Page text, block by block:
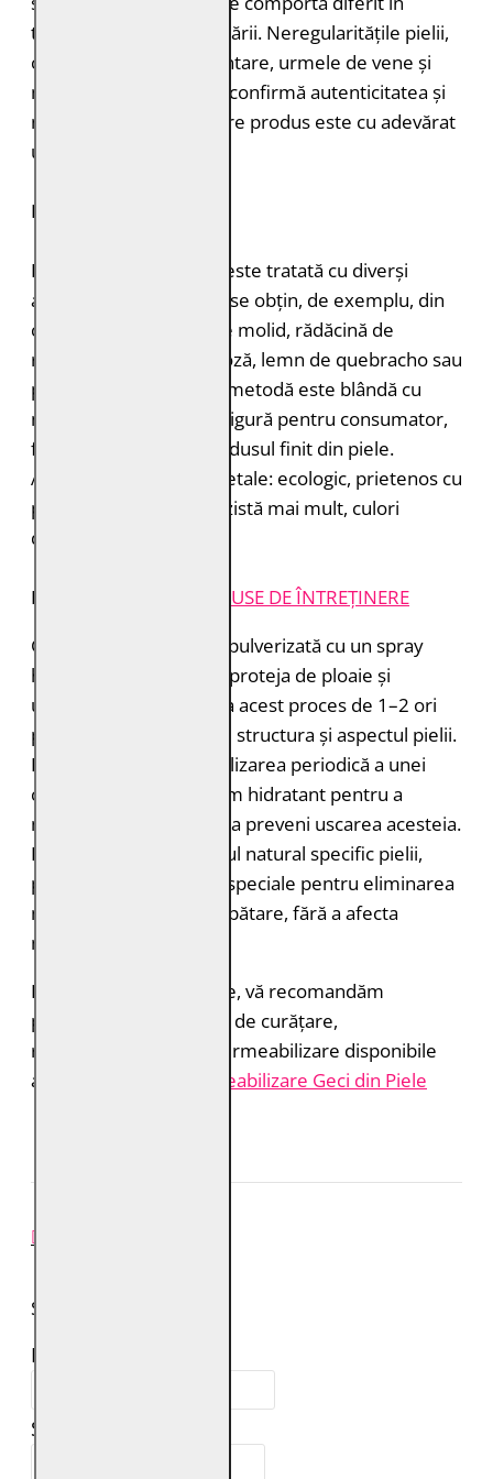
timpul vopsirii și procesării. Neregularitățile pielii,
cum ar fi petele pigmentare, urmele de vene și
mușcăturile de insecte confirmă autenticitatea și
naturalețea pielii. Fiecare produs este cu adevărat
unic.
DURABILITATE
Pielea tăbăcită vegetal este tratată cu diverși
agenți de tăbăcire care se obțin, de exemplu, din
coajă de stejar, coajă de molid, rădăcină de
rubarbă, coajă de mimoză, lemn de quebracho sau
păstăi de tara. Această metodă este blândă cu
mediul înconjurător și sigură pentru consumator,
fără a lăsa toxine în produsul finit din piele.
Avantajele tăbăcirii vegetale: ecologic, prietenos cu
pielea, miros plăcut, rezistă mai mult, culori
deosebite.
INSTRUCȚIUNI ȘI
PRODUSE DE ÎNTREȚINERE
Geaca de piele trebuie pulverizată cu un spray
hidroizolant pentru a o proteja de ploaie și
umiditate. Puteți repeta acest proces de 1–2 ori
pe an pentru a menține structura și aspectul pielii.
Este recomandată și utilizarea periodică a unei
creme sau a unui balsam hidratant pentru a
menține pielea suplă și a preveni uscarea acesteia.
Dacă nu vă place mirosul natural specific pielii,
puteți folosi sprayurile speciale pentru eliminarea
mirosurilor și reîmprospătare, fără a afecta
materialul.
Pentru rezultate optime, vă recomandăm
produsele profesionale de curățare,
reîmprospătare și impermeabilizare disponibile
aici:
Îngrijire și Impermeabilizare Geci din Piele
SPUNE-ŢI PAREREA
Numele tău:
Scrie review: